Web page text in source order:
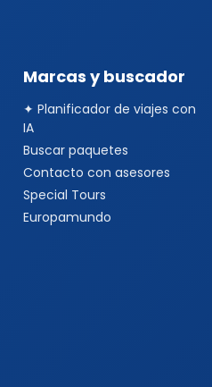
Marcas y buscador
✦ Planificador de viajes con
IA
Buscar paquetes
Contacto con asesores
Special Tours
Europamundo